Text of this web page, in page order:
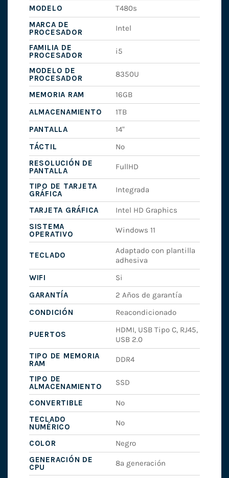
MODELO
T480s
MARCA DE
PROCESADOR
Intel
FAMILIA DE
PROCESADOR
i5
MODELO DE
PROCESADOR
8350U
MEMORIA RAM
16GB
ALMACENAMIENTO
1TB
PANTALLA
14"
TÁCTIL
No
RESOLUCIÓN DE
PANTALLA
FullHD
TIPO DE TARJETA
GRÁFICA
Integrada
TARJETA GRÁFICA
Intel HD Graphics
SISTEMA
OPERATIVO
Windows 11
TECLADO
Adaptado con plantilla
adhesiva
WIFI
Si
GARANTÍA
2 Años de garantía
CONDICIÓN
Reacondicionado
PUERTOS
HDMI, USB Tipo C, RJ45,
USB 2.0
TIPO DE MEMORIA
RAM
DDR4
TIPO DE
ALMACENAMIENTO
SSD
CONVERTIBLE
No
TECLADO
NUMÉRICO
No
COLOR
Negro
GENERACIÓN DE
CPU
8ª generación